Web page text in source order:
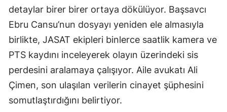
detaylar birer birer ortaya dökülüyor. Başsavcı
Ebru Cansu’nun dosyayı yeniden ele almasıyla
birlikte, JASAT ekipleri binlerce saatlik kamera ve
PTS kaydını inceleyerek olayın üzerindeki sis
perdesini aralamaya çalışıyor. Aile avukatı Ali
Çimen, son ulaşılan verilerin cinayet şüphesini
somutlaştırdığını belirtiyor.